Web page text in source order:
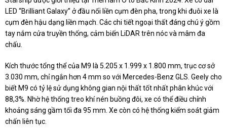
LED “Brilliant Galaxy” ở đầu nối liền cụm đèn pha, trong khi đuôi xe là
cụm đèn hậu dạng liền mạch. Các chi tiết ngoại thất đáng chú ý gồm
tay nắm cửa truyền thống, cảm biến LiDAR trên nóc và mâm đa
chấu.
Kích thước tổng thể của M9 là 5.205 x 1.999 x 1.800 mm, trục cơ sở
3.030 mm, chỉ ngắn hơn 4 mm so với Mercedes-Benz GLS. Geely cho
biết M9 có tỷ lệ sử dụng không gian nội thất tốt nhất phân khúc với
88,3%. Nhờ hệ thống treo khí nén buồng đôi, xe có thể điều chỉnh
khoảng sáng gầm tối đa 95 mm. Xe còn có hệ thống kiểm soát giảm
chấn liên tục.